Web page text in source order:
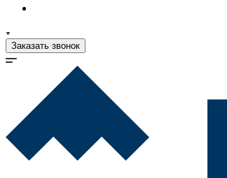
Заказать звонок